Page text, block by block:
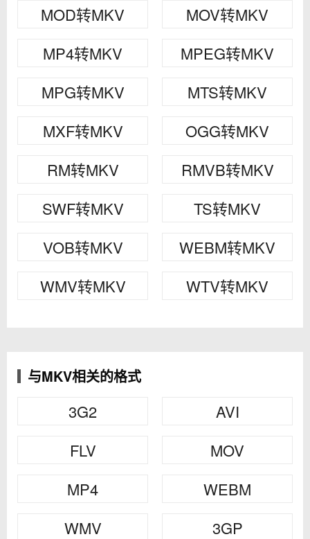
MOD转MKV
MOV转MKV
MP4转MKV
MPEG转MKV
MPG转MKV
MTS转MKV
MXF转MKV
OGG转MKV
RM转MKV
RMVB转MKV
SWF转MKV
TS转MKV
VOB转MKV
WEBM转MKV
WMV转MKV
WTV转MKV
与MKV相关的格式
3G2
AVI
FLV
MOV
MP4
WEBM
WMV
3GP